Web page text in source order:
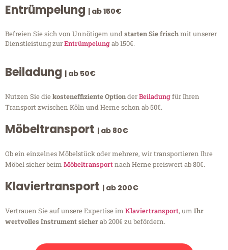
Entrümpelung | ab 150€
Befreien Sie sich von Unnötigem undstarten Sie frischmit unserer
Dienstleistung zurEntrümpelungab 150€.
Beiladung | ab 50€
Nutzen Sie diekosteneffiziente OptionderBeiladungfür Ihren
Transport zwischen Köln und Herne schon ab 50€.
Möbeltransport | ab 80€
Ob ein einzelnes Möbelstück oder mehrere, wir transportieren Ihre
Möbel sicher beim Möbeltransportnach Herne preiswert ab 80€.
Klaviertransport | ab 200€
Vertrauen Sie auf unsere Expertise im Klaviertransport, um Ihr
wertvolles Instrument sicherab 200€ zu befördern.